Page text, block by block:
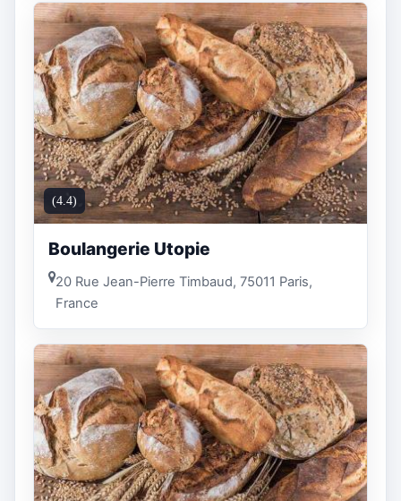
(4.4)
Boulangerie Utopie
20 Rue Jean-Pierre Timbaud, 75011 Paris,
France